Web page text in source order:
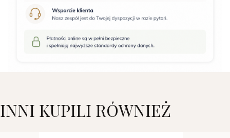
INNI KUPILI RÓWNIEŻ